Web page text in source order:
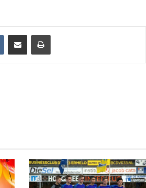
VKontakteShare via Email Print